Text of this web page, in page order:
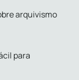
arquivismo
para